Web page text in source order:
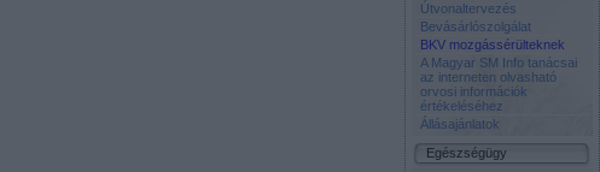
Útvonaltervezés
Bevásárlószolgálat
BKV mozgássérülteknek
A Magyar SM Info tanácsai
az interneten olvasható
orvosi információk
értékeléséhez
Állásajánlatok
Egészségügy